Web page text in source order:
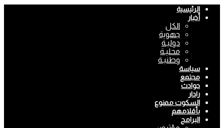
الرئيسية
أخبار
الكل
جهوية
دوليـة
محليـة
وطنيـة
سياسة
مجتمع
حوادث
رادار
السكوت ممنوع
بأقلامهم
البرامج